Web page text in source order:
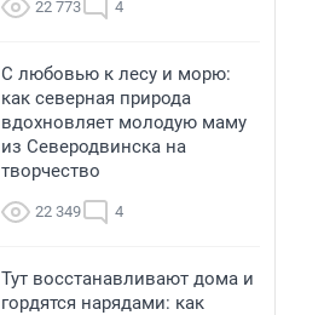
22 773 4
С любовью к лесу и морю:
как северная природа
вдохновляет молодую маму
из Северодвинска на
творчество
22 349 4
Тут восстанавливают дома и
гордятся нарядами: как